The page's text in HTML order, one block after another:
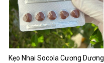
Kẹo Nhai Socola Cương Dương